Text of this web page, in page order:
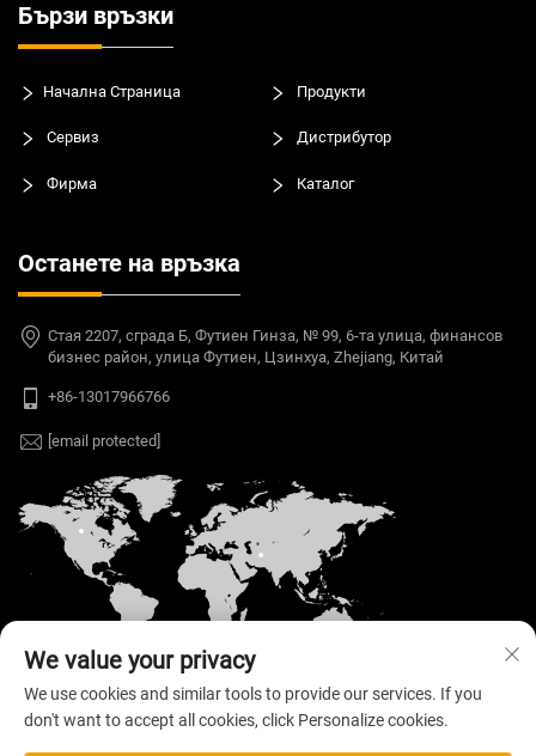
Бързи връзки
Начална Страница Продукти
Сервиз Дистрибутор
Фирма Каталог
Останете на връзка
Стая 2207, сграда Б, Футиен Гинза, № 99, 6-та улица, финансов
бизнес район, улица Футиен, Цзинхуа, Zhejiang, Китай
+86-13017966766
[email protected]
Автоматен © 2026 Welloo Electronic Technology
Co., Ltd. Всички права запазени. —Политика за
We value your privacy
We use cookies and similar tools to provide our services. If you
don't want to accept all cookies, click Personalize cookies.